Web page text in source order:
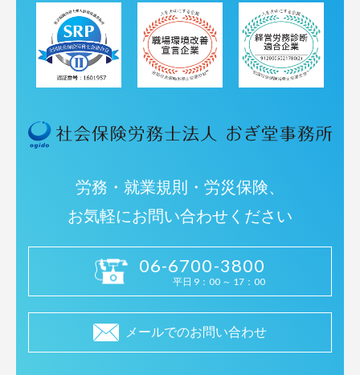
労務・就業規則・労災保険、
お気軽にお問い合わせください
06-6700-3800
平日 9：00 ～ 17：00
メールでのお問い合わせ